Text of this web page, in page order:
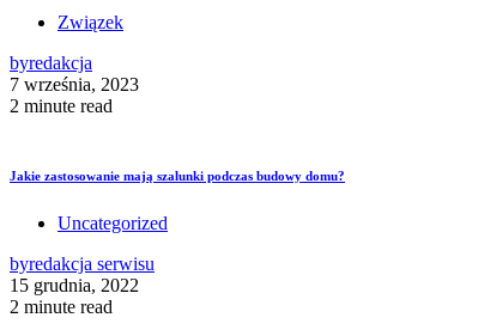
Związek
byredakcja
7 września, 2023
2 minute read
Jakie zastosowanie mają szalunki podczas budowy domu?
Uncategorized
byredakcja serwisu
15 grudnia, 2022
2 minute read